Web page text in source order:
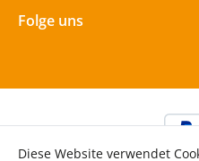
Folge uns
Diese Website verwendet